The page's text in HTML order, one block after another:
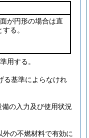
が円形の場合は直
る。
用する。
る基準によらなけれ
の入力及び使用状況
外の不燃材料で有効に